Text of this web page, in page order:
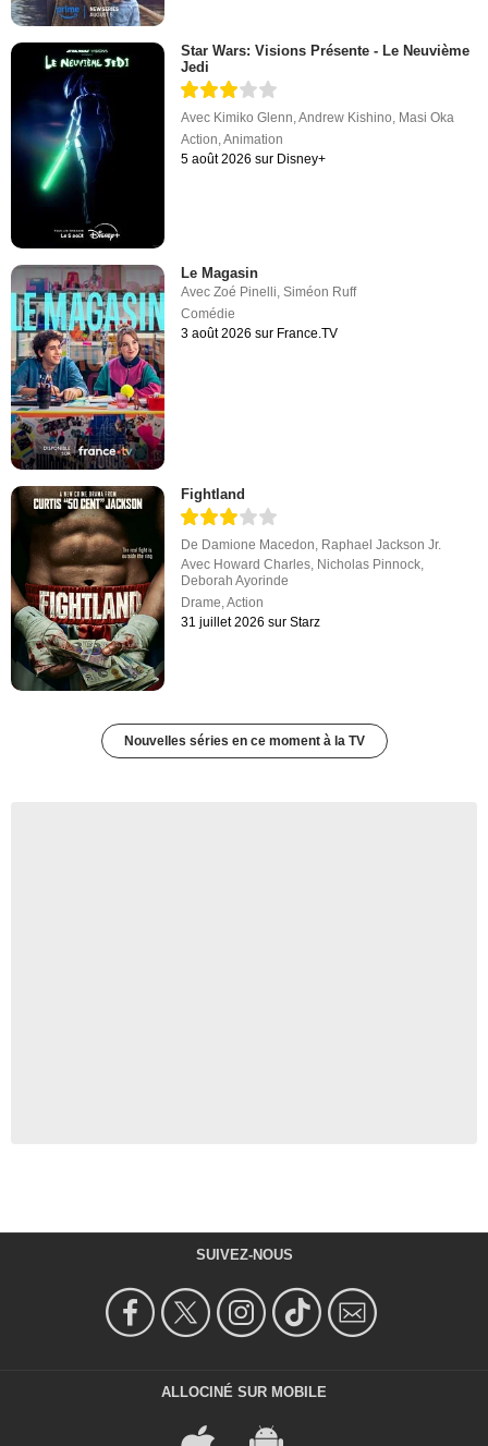
Star Wars: Visions Présente - Le Neuvième
Jedi
Avec Kimiko Glenn,Andrew Kishino, Masi Oka
Action,Animation
5 août 2026 sur Disney+
Le Magasin
AvecZoé Pinelli ,Siméon Ruff
Comédie
3 août 2026 sur France.TV
Fightland
De Damione Macedon, Raphael Jackson Jr.
Avec Howard Charles, Nicholas Pinnock,
Deborah Ayorinde
Drame,Action
31 juillet 2026 sur Starz
Nouvelles séries en ce moment à la TV
SUIVEZ-NOUS
ALLOCINÉ SUR MOBILE